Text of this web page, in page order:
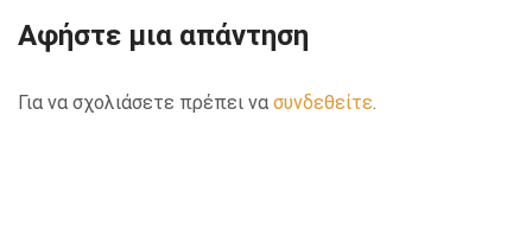
Αφήστε μια απάντηση
Για να σχολιάσετε πρέπει να συνδεθείτε.